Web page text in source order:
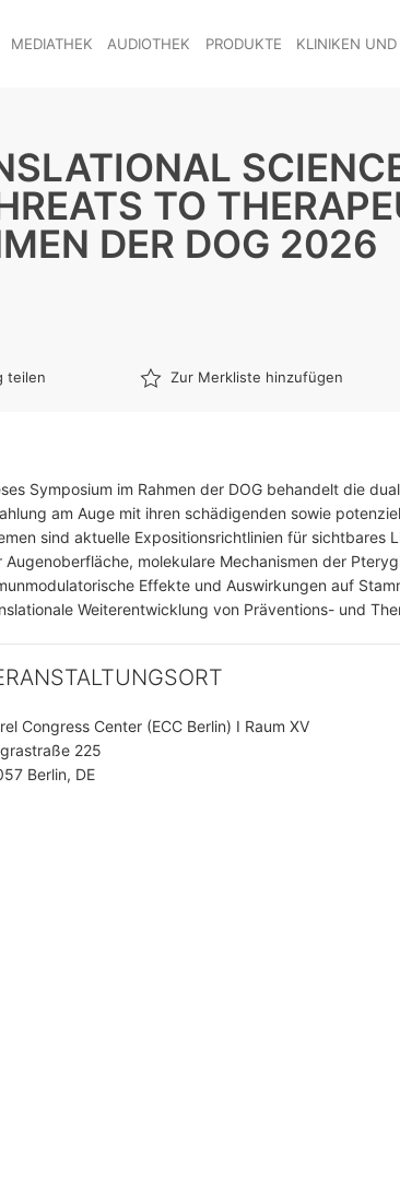
MEDIATHEK AUDIOTHEK PRODUKTE KLINIKEN UND
TO
DER DOG 2026
teilen Zur Merkliste hinzufügen
Symposium im Rahmen der DOG behandelt die
am Auge mit ihren schädigenden sowie
sind aktuelle Expositionsrichtlinien für sichtbares
Augenoberfläche, molekulare Mechanismen der
Effekte und Auswirkungen auf
Weiterentwicklung von Präventions- und
Congress Center (ECC Berlin) I Raum XV
225
Berlin, DE